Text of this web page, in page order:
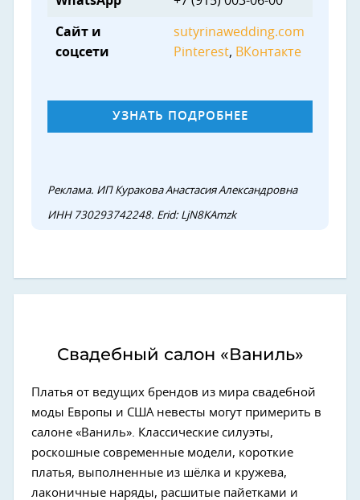
Сайт и
соцсети
sutyrinawedding.com
Pinterest, ВКонтакте
УЗНАТЬ ПОДРОБНЕЕ
Реклама. ИП Куракова Анастасия Александровна
ИНН 730293742248. Erid: LjN8KAmzk
Свадебный салон «Ваниль»
Платья от ведущих брендов из мира свадебной
моды Европы и США невесты могут примерить в
салоне «Ваниль». Классические силуэты,
роскошные современные модели, короткие
платья, выполненные из шёлка и кружева,
лаконичные наряды, расшитые пайетками и